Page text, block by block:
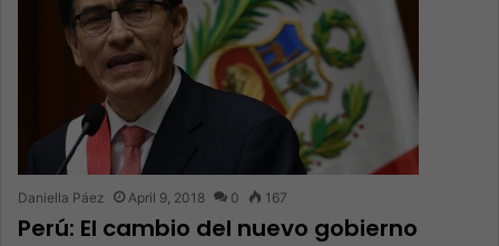
Daniella Páez April 9, 2018 0 167
Perú: El cambio del nuevo gobierno